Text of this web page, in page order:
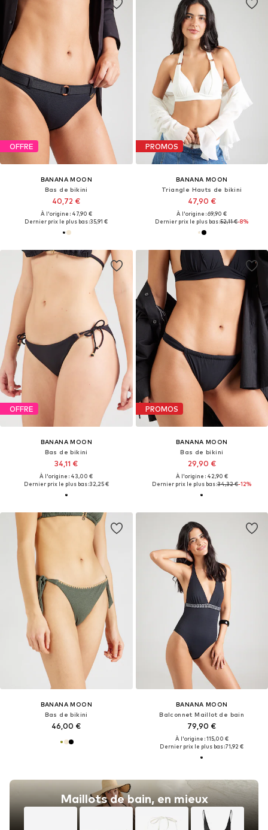
OFFRE
BANANA MOON
Bas de bikini
40,72 €
À l'origine : 47,90 €
Dernier prix le plus bas :35,91 €
PROMOS
BANANA MOON
Triangle Hauts de bikini
47,90 €
À l'origine : 69,90 €
Dernier prix le plus bas :52,11 €-8%
OFFRE
BANANA MOON
Bas de bikini
34,11 €
À l'origine : 43,00 €
Dernier prix le plus bas :32,25 €
PROMOS
BANANA MOON
Bas de bikini
29,90 €
À l'origine : 42,90 €
Dernier prix le plus bas :34,32 €-12%
BANANA MOON
Bas de bikini
46,00 €
Maillots de bain, en mieux
BANANA MOON
Balconnet Maillot de bain
79,90 €
À l'origine : 115,00 €
Dernier prix le plus bas :71,92 €